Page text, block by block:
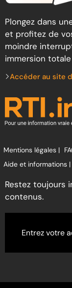
Plongez dans
et profitez de
moindre
immersion
Accéder au site
Mentions légales |
Aide et informations |
Restez toujours
contenus.